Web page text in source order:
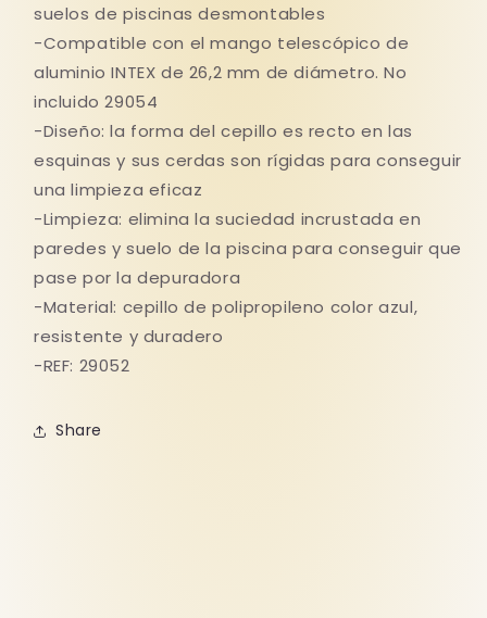
suelos de piscinas desmontables
-Compatible con el mango telescópico de
aluminio INTEX de 26,2 mm de diámetro. No
incluido29054
-Diseño: la forma del cepillo es recto en las
esquinas y sus cerdas son rígidas para conseguir
una limpieza eficaz
-Limpieza: elimina la suciedad incrustada en
paredes y suelo de la piscina para conseguir que
pase por la depuradora
-Material: cepillo de polipropileno color azul,
resistente y duradero
-REF: 29052
Share